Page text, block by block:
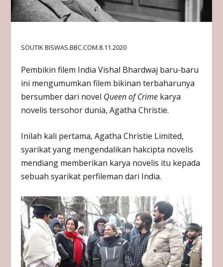
SOUTIK BISWAS.BBC.COM.8.11.2020
Pembikin filem India Vishal Bhardwaj baru-baru
ini mengumumkan filem bikinan terbaharunya
bersumber dari novel Queen of Crime karya
novelis tersohor dunia, Agatha Christie.
Inilah kali pertama, Agatha Christie Limited,
syarikat yang mengendalikan hakcipta novelis
mendiang memberikan karya novelis itu kepada
sebuah syarikat perfileman dari India.